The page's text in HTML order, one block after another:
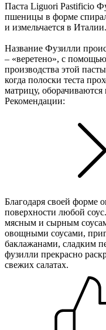
Паста Liguori Pastificio
пшеницы в форме
и измельчается в Италии.
Название Фузилли
– «веретено», с
производства этой
когда полоски теста
матрицу,
Рекомендации:
Благодаря своей форме
поверхности любой
мясным и сырным
овощными соусами,
баклажанами, сладким
фузилли прекрасно
свежих салатах.